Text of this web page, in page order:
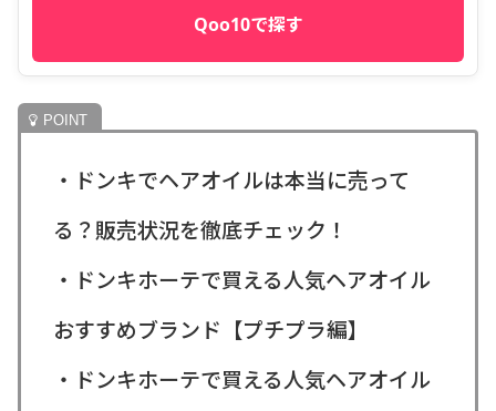
Qoo10で探す
・ドンキでヘアオイルは本当に売って
る？販売状況を徹底チェック！
・ドンキホーテで買える人気ヘアオイル
おすすめブランド【プチプラ編】
・ドンキホーテで買える人気ヘアオイル